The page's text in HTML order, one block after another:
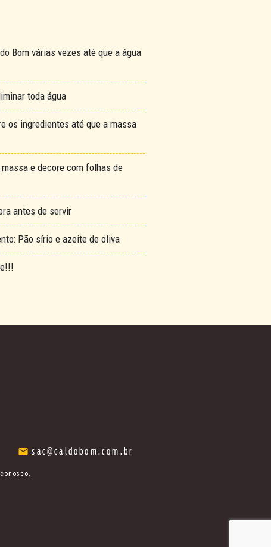
Bom várias vezes até que a água
toda água
os ingredientes até que a massa
e decore com folhas de
antes de servir
Pão sírio e azeite de oliva
sac@caldobom.com.br